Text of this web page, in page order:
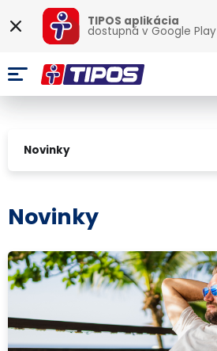
TIPOS aplikácia
dostupná vGoogle Play
Novinky
Novinky